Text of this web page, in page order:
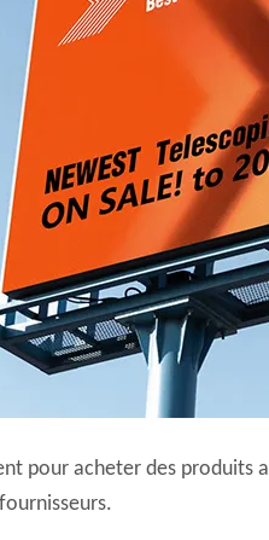
pour acheter des produits